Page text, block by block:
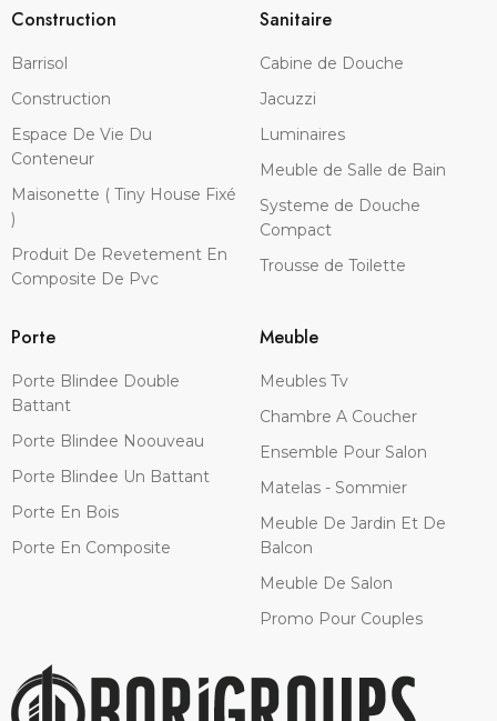
Construction
Barrisol
Construction
Espace De Vie Du
Conteneur
Maisonette ( Tiny House Fixé
)
Produit De Revetement En
Composite De Pvc
Sanitaire
Cabine de Douche
Jacuzzi
Luminaires
Meuble de Salle de Bain
Systeme de Douche
Compact
Trousse de Toilette
Porte
Porte Blindee Double
Battant
Porte Blindee Noouveau
Porte Blindee Un Battant
Porte En Bois
Porte En Composite
Meuble
Meubles Tv
Chambre A Coucher
Ensemble Pour Salon
Matelas - Sommier
Meuble De Jardin Et De
Balcon
Meuble De Salon
Promo Pour Couples